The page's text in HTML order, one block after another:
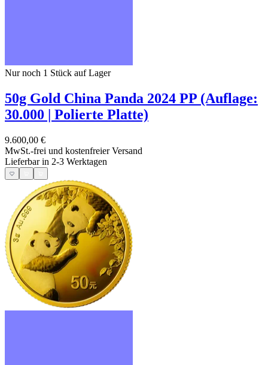
Nur noch 1 Stück auf Lager
50g Gold China Panda 2024 PP (Auflage:
30.000 | Polierte Platte)
9.600,00 €
MwSt.-frei und kostenfreier Versand
Lieferbar in 2-3 Werktagen